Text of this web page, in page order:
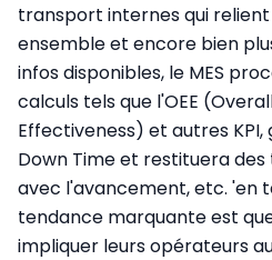
transport internes qui
ensemble et encore bien
infos disponibles, le MES
calculs tels que l'OEE
Effectiveness) et autres
Down Time et restituera
avec l'avancement, etc. 'en
tendance marquante est
impliquer leurs opérateurs